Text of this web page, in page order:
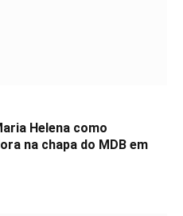
Helena como
na chapa do MDB em